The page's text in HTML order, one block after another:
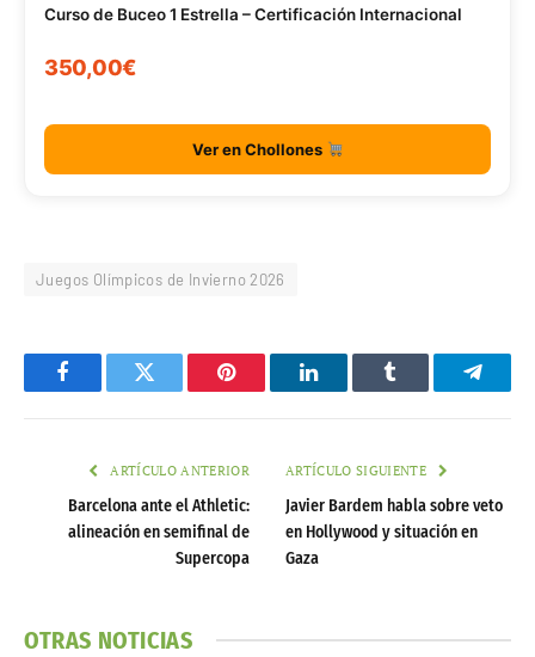
Curso de Buceo 1 Estrella – Certificación Internacional
350,00€
Ver en Chollones
Juegos Olímpicos de Invierno 2026
FacebookTwitter Pinterest LinkedInTumblr
ARTÍCULO ANTERIOR
Barcelona ante el Athletic:
alineación en semifinal de
Supercopa
ARTÍCULO SIGUIENTE
Javier Bardem habla sobre veto
en Hollywood y situación en
Gaza
OTRAS NOTICIAS